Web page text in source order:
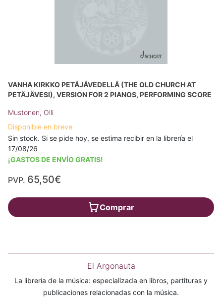
VANHA KIRKKO PETÄJÄVEDELLÄ (THE OLD CHURCH AT
PETÄJÄVESI), VERSION FOR 2 PIANOS, PERFORMING SCORE
Mustonen, Olli
Disponible en breve
Sin stock. Si se pide hoy, se estima recibir en la librería el
17/08/26
¡GASTOS DE ENVÍO GRATIS!
PVP. 65,50€
Comprar
El Argonauta
La librería de la música: especializada en libros, partituras y
publicaciones relacionadas con la música.